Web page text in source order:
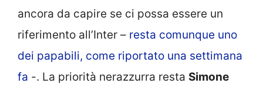
ancora da capire se ci possa essere un
riferimento all’Inter – resta comunque uno
dei papabili, come riportato una settimana
fa -. La priorità nerazzurra resta Simone